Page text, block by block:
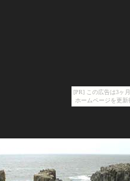
[PR] この広告は3ヶ
ホームページを更